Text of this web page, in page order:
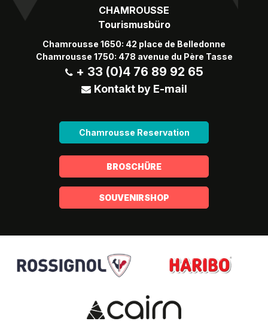
CHAMROUSSE
Tourismusbüro
Chamrousse 1650: 42 place de Belledonne
Chamrousse 1750: 478 avenue du Père Tasse
+ 33 (0)4 76 89 92 65
Kontakt by E-mail
Chamrousse Reservation
BROSCHÜRE
SOUVENIRSHOP